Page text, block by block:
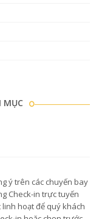
MỤC
ý trên các chuyến bay
Check-in trực tuyến
hoạt để quý khách